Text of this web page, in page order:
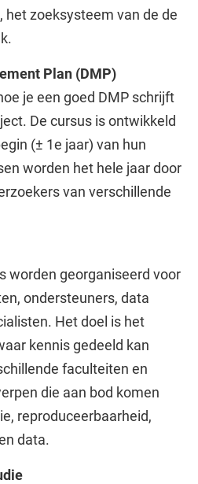
het zoeksysteem van de de
Plan (DMP)
je een goed DMP schrijft
De cursus is ontwikkeld
(± 1e jaar) van hun
worden het hele jaar door
van verschillende
worden georganiseerd voor
ondersteuners, data
Het doel is het
kennis gedeeld kan
faculteiten en
die aan bod komen
reproduceerbaarheid,
data.